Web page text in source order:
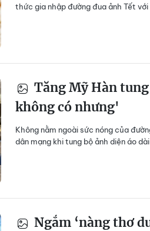
thức gia nhập đường đua ảnh Tết
Tăng Mỹ Hàn
không có nhưng'
Không nằm ngoài sức nóng của
dân mạng khi tung bộ ảnh diện áo
Ngắm ‘nàng thơ